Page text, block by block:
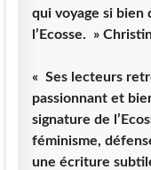
qui voyage si bien
l’Ecosse. »
« Ses lecteurs
passionnant et
signature de
féminisme,
une écriture